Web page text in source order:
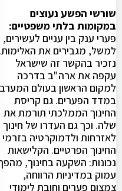
שורשי הפשע נעוצים
במקומות בלתי משפטיים:
פערי ענק בין עניים לעשירים,
למשל, מגבירים את האלימות.
נזכיר בהקשר זה שישראל
עקפה את ארה"ב בדרכה
למקום הראשון בעולם המערבי
במדד הפערים. גם קריסת
החינוך הממלכתי תורמת את
שלה. וכך גם העדרו של חינוך
לאזרחות ולדמוקרטיה בזרמי
החינוך הפרטיים. הקלישאות
נכונות: השקעה בחינוך, מהפך
עמוק במדיניות הרווחה,
צמצום פערים וחובת לימודי